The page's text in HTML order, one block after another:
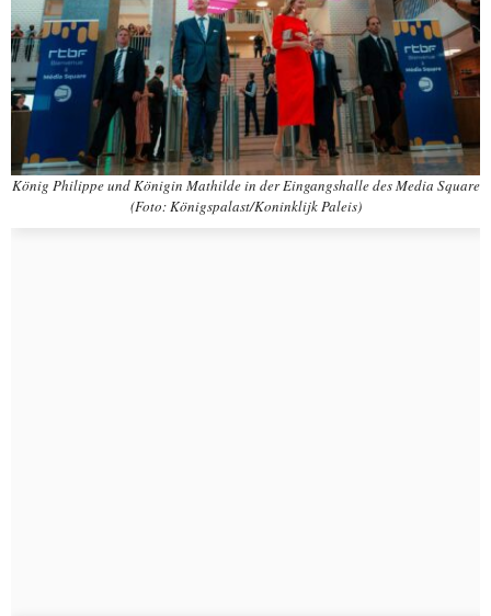
König Philippe und Königin Mathilde in der Eingangshalle des Media Square
(Foto: Königspalast/Koninklijk Paleis)